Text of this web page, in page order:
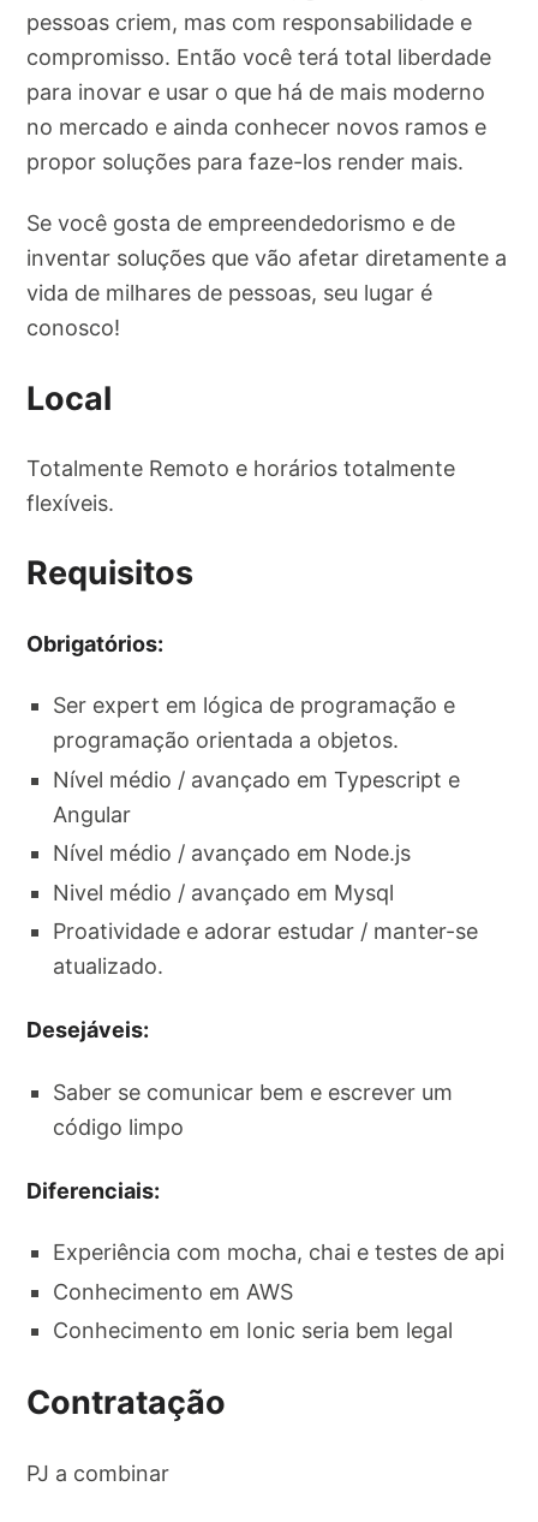
pessoas criem, mas com responsabilidade e
compromisso. Então você terá total liberdade
para inovar e usar o que há de mais moderno
no mercado e ainda conhecer novos ramos e
propor soluções para faze-los render mais.
Se você gosta de empreendedorismo e de
inventar soluções que vão afetar diretamente a
vida de milhares de pessoas, seu lugar é
conosco!
Local
Totalmente Remoto e horários totalmente
flexíveis.
Requisitos
Obrigatórios:
Ser expert em lógica de programação e
programação orientada a objetos.
Nível médio / avançado em Typescript e
Angular
Nível médio / avançado em Node.js
Nivel médio / avançado em Mysql
Proatividade e adorar estudar / manter-se
atualizado.
Desejáveis:
Saber se comunicar bem e escrever um
código limpo
Diferenciais:
Experiência com mocha, chai e testes de api
Conhecimento em AWS
Conhecimento em Ionic seria bem legal
Contratação
PJ a combinar